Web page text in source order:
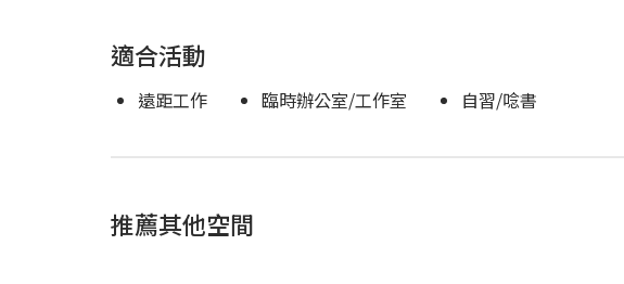
適合活動
遠距工作 臨時辦公室/工作室 自習/唸書
推薦其他空間